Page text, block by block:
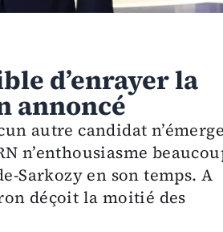
d’enrayer la
annoncé
autre candidat n’émerge
n’enthousiasme
Sarkozy en son temps. A
déçoit la moitié des